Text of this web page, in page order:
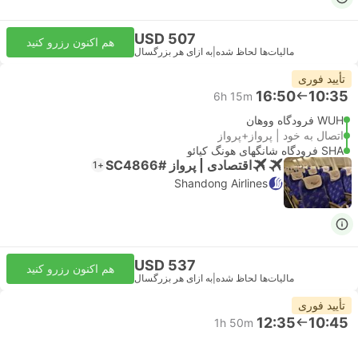
USD 507
مالیات‌ها لحاظ شده به ازای هر بزرگسال
هم اکنون رزرو کنید
تأیید فوری
10:35
16:50
6h 15m
WUH فرودگاه ووهان
اتصال به خود | پرواز+پرواز
SHA فرودگاه شانگهای هونگ کیائو
اقتصادی | پرواز #SC4866 +1
Shandong Airlines
USD 537
مالیات‌ها لحاظ شده به ازای هر بزرگسال
هم اکنون رزرو کنید
تأیید فوری
10:45
12:35
1h 50m